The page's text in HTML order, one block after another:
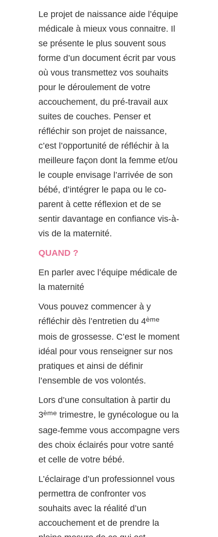
Le projet de naissance aide l’équipe
médicale à mieux vous connaitre. Il
se présente le plus souvent sous
forme d’un document écrit par vous
où vous transmettez vos souhaits
pour le déroulement de votre
accouchement, du pré-travail aux
suites de couches. Penser et
réfléchir son projet de naissance,
c’est l’opportunité de réfléchir à la
meilleure façon dont la femme et/ou
le couple envisage l’arrivée de son
bébé, d’intégrer le papa ou le co-
parent à cette réflexion et de se
sentir davantage en confiance vis-à-
vis de la maternité.
QUAND ?
En parler avec l’équipe médicale de
la maternité
Vous pouvez commencer à y
réfléchir dès l’entretien du 4ème
mois de grossesse. C’est le moment
idéal pour vous renseigner sur nos
pratiques et ainsi de définir
l’ensemble de vos volontés.
Lors d’une consultation à partir du
3ème trimestre, le gynécologue ou la
sage-femme vous accompagne vers
des choix éclairés pour votre santé
et celle de votre bébé.
L’éclairage d’un professionnel vous
permettra de confronter vos
souhaits avec la réalité d’un
accouchement et de prendre la